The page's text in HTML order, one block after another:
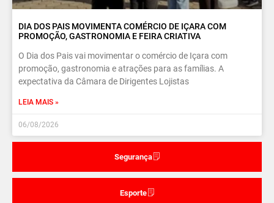
Segurança
Esporte
DIA DOS PAIS MOVIMENTA COMÉRCIO DE IÇARA COM
PROMOÇÃO, GASTRONOMIA E FEIRA CRIATIVA
O Dia dos Pais vai movimentar o comércio de Içara com
promoção, gastronomia e atrações para as famílias. A
expectativa da Câmara de Dirigentes Lojistas
LEIA MAIS »
06/08/2026